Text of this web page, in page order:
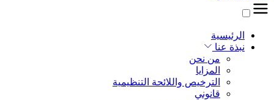
الرئيسية
نبذة عنا
من نحن
المزايا
الترخيص واللائحة التنظيمية
قانوني